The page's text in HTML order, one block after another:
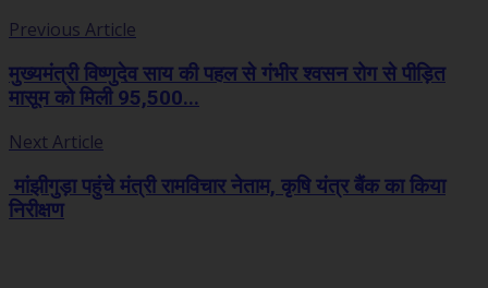
Previous Article
मुख्यमंत्री विष्णुदेव साय की पहल से गंभीर श्वसन रोग से पीड़ित
मासूम को मिली 95,500...
Next Article
मांझीगुड़ा पहुंचे मंत्री रामविचार नेताम, कृषि यंत्र बैंक का किया
निरीक्षण